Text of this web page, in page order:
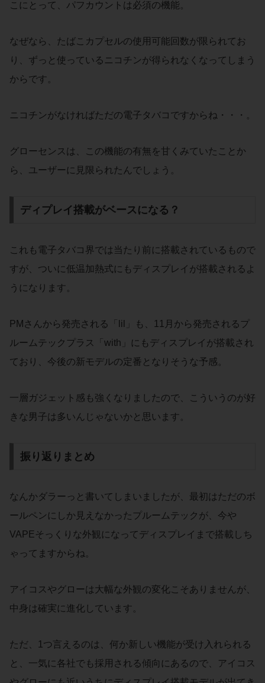
こにとって、パフカウントは必須の機能。
なぜなら、たばこカプセルの使用可能回数が限られてお
り、ずっと使っているニコチンが得られなくなってしまう
からです。
ニコチンがなければただの電子タバコですからね・・・。
グローセンスは、この機能の有無を甘くみていたことか
ら、ユーザーに見限られたんでしょう。
ディプレイ搭載がベースになる？
これも電子タバコ界では当たり前に搭載されているもので
すが、ついに低温加熱式にもディスプレイが搭載されるよ
うになります。
PMさんから発売される「lil」も、11月から発売されるプ
ルームテックプラス「with」にもディスプレイが搭載され
ており、今後の新モデルの定番となりそうな予感。
一層ガジェット感も強くなりましたので、こういうのが好
きな男子は多いんじゃないかと思います。
振り返りまとめ
なんかダラーっと書いてしまいましたが、最初はただのボ
ールペンにしか見えなかったプルームテックが、今や
VAPEそっくりな外観になってディスプレイまで搭載しち
ゃってますからね。
アイコスやグローは大幅な外観の変化こそありませんが、
中身は確実に進化しています。
ただ、1つ言えるのは、何か新しい機能が受け入れられる
と、一気に各社でも採用される傾向にあるので、アイコス